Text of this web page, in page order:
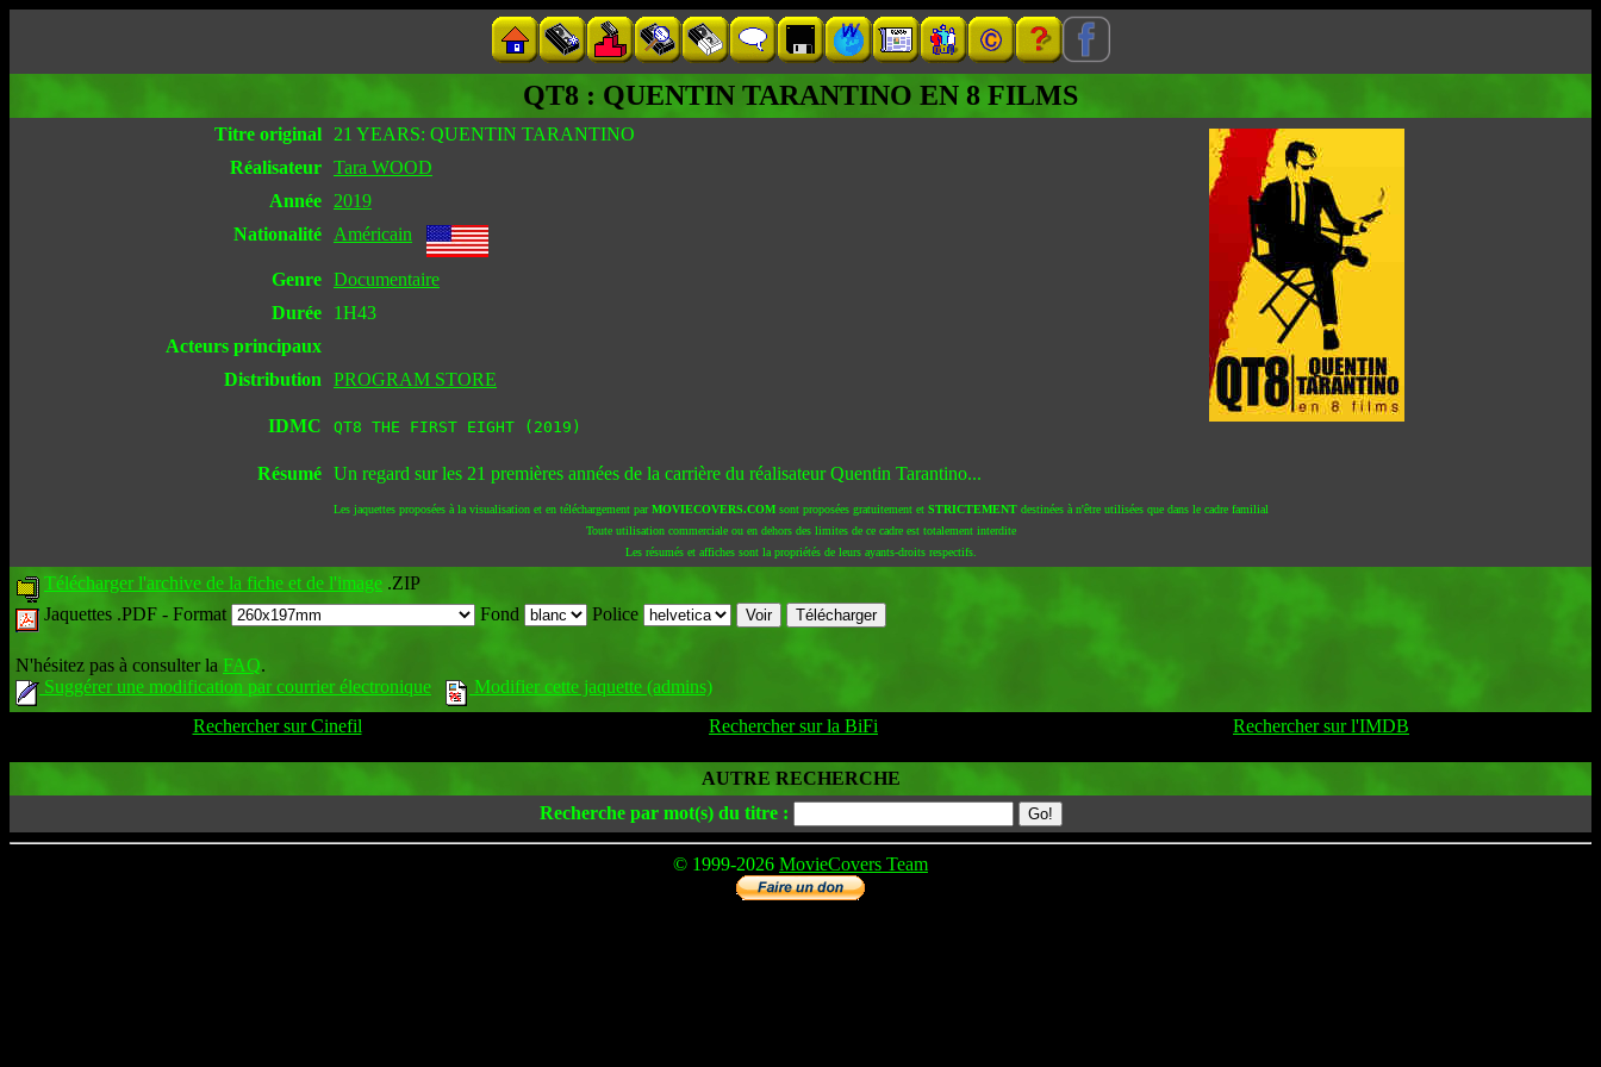
QT8 : QUENTIN TARANTINO EN 8 FILMS
Titre original
21 YEARS: QUENTIN TARANTINO
Réalisateur Tara WOOD
Année
2019
Nationalité
Américain
Genre Documentaire
Durée
1H43
Acteurs principaux
Distribution
PROGRAM STORE
IDMC QT8 THE FIRST EIGHT (2019)
Résumé Un regard sur les 21 premières années de la carrière du réalisateur Quentin Tarantino...
Les jaquettes proposées à la visualisation et en téléchargement parMOVIECOVERS.COMsont proposées gratuitement et STRICTEMENTdestinées à n'être utilisées que dans le cadre familial
Toute utilisation commerciale ou en dehors des limites de ce cadre est totalement interdite
Les résumés et affiches sont la propriétés de leurs ayants-droits respectifs.
Télécharger l'archive de la fiche et de l'image .ZIP
Jaquettes .PDF - Format Fond Police
N'hésitez pas à consulter la FAQ.
Suggérer une modification par courrier électronique
Modifier cette jaquette (admins)
Rechercher sur Cinefil
Rechercher sur la BiFi Rechercher sur l'IMDB
AUTRE RECHERCHE
Recherche par mot(s) du titre :
© 1999-2026 MovieCovers Team